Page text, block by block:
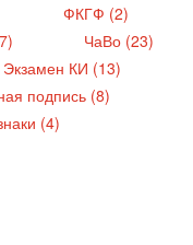
ФКГФ (2)
ЧаВо (23)
Экзамен КИ (13)
подпись (8)
(4)